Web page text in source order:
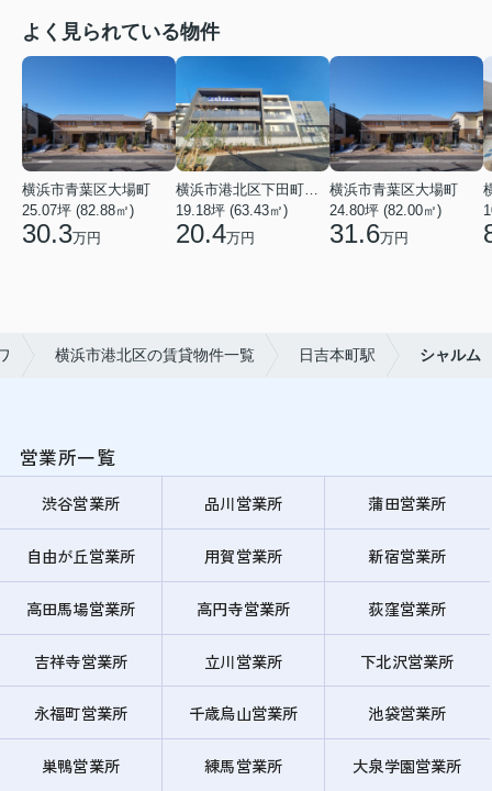
よく見られている物件
横浜市青葉区大場町
25.07坪 (82.88㎡)
30.3万円
19.18坪 (63.43㎡)
20.4万円
横浜市青葉区大場町
24.80坪 (82.00㎡)
31.6万円
横浜市港北区の賃貸物件一覧 日吉本町駅 シャルム
営業所一覧
渋谷営業所 品川営業所 蒲田営業所
自由が丘営業所 用賀営業所 新宿営業所
高田馬場営業所 高円寺営業所 荻窪営業所
吉祥寺営業所 立川営業所 下北沢営業所
永福町営業所 千歳烏山営業所 池袋営業所
巣鴨営業所 練馬営業所 大泉学園営業所